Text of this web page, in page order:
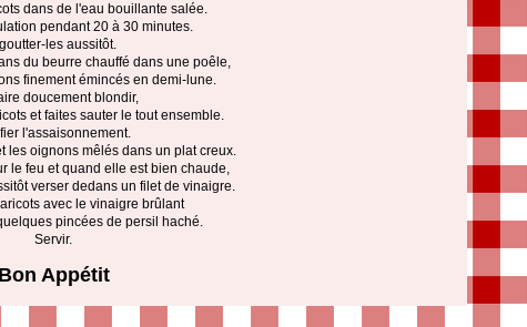
dans de l'eau bouillante salée.
pendant 20 à 30 minutes.
les aussitôt.
du beurre chauffé dans une poêle,
finement émincés en demi-lune.
doucement blondir,
et faites sauter le tout ensemble.
l'assaisonnement.
les oignons mêlés dans un plat creux.
le feu et quand elle est bien chaude,
verser dedans un filet de vinaigre.
avec le vinaigre brûlant
pincées de persil haché.
Servir.
Bon Appétit